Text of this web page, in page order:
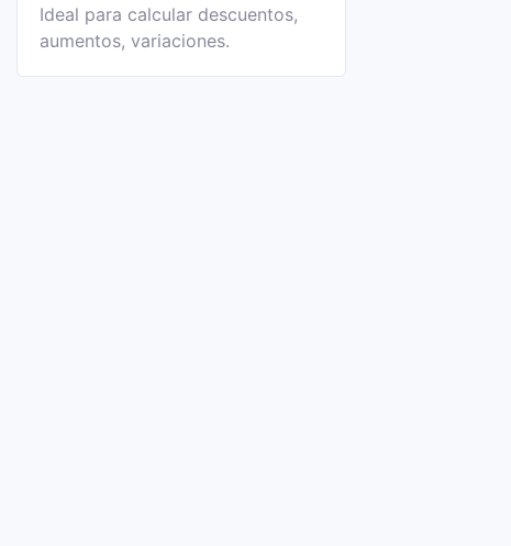
Ideal para calcular descuentos,
aumentos, variaciones.